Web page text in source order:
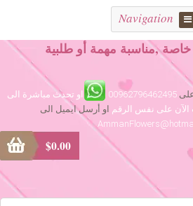
Navigation
,مناسبة مهمة أو طلبية
00962796462495
او تحدث مباشرة الى
على نفس الرقم او أرسل ايميل الى
$0.00